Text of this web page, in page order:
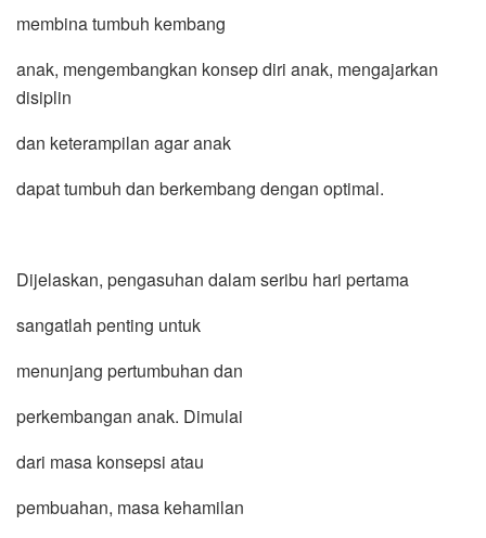
membina tumbuh kembang
anak, mengembangkan konsep diri anak, mengajarkan
disiplin
dan keterampilan agar anak
dapat tumbuh dan berkembang dengan optimal.
Dijelaskan, pengasuhan dalam seribu hari pertama
sangatlah penting untuk
menunjang pertumbuhan dan
perkembangan anak. Dimulai
dari masa konsepsi atau
pembuahan, masa kehamilan